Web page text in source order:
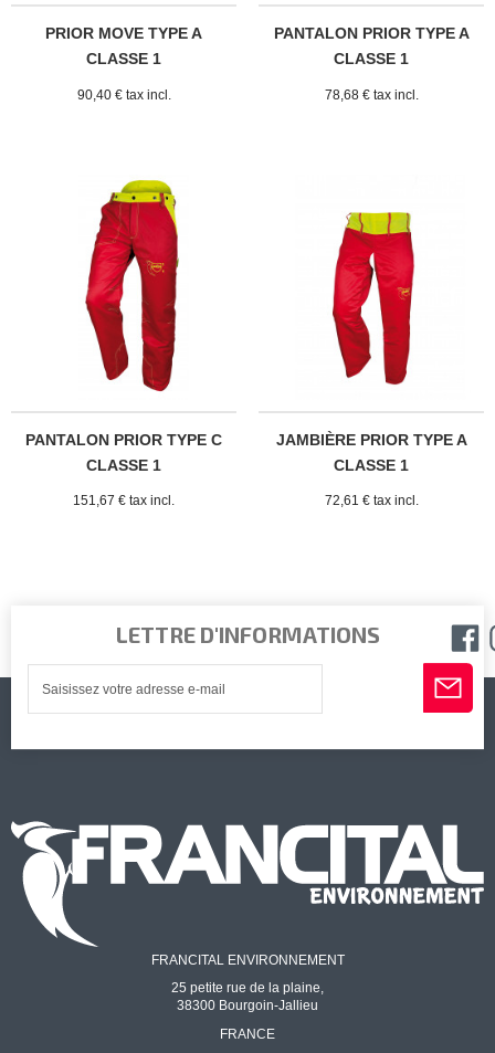
PRIOR MOVE TYPE A
CLASSE 1
90,40 € tax incl.
PANTALON PRIOR TYPE A
CLASSE 1
78,68 € tax incl.
PANTALON PRIOR TYPE C
CLASSE 1
151,67 € tax incl.
JAMBIÈRE PRIOR TYPE A
CLASSE 1
72,61 € tax incl.
LETTRE D'INFORMATIONS
FRANCITAL ENVIRONNEMENT
25 petite rue de la plaine,
38300 Bourgoin-Jallieu
FRANCE